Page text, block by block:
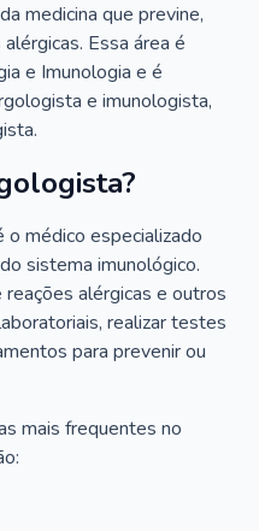
medicina que previne,
Essa área é
e Imunologia e é
e imunologista,
médico especializado
sistema imunológico.
alérgicas e outros
realizar testes
para prevenir ou
mais frequentes no